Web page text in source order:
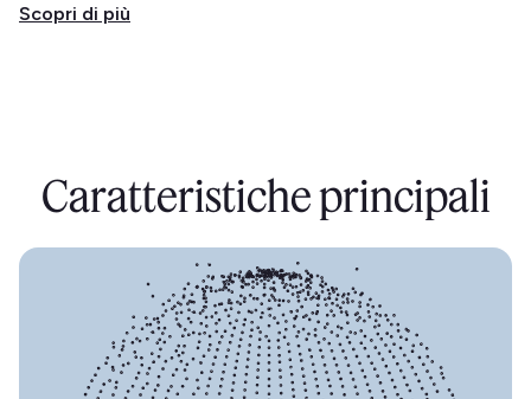
Scopri di più
Caratteristiche principali